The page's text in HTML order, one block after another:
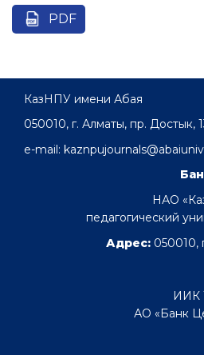
PDF
КазНПУ имени Абая
050010, г. Алматы, пр. Достык,
e-mail:
НАО
педагогический
Адрес: 050010,
ИИК
АО «Банк